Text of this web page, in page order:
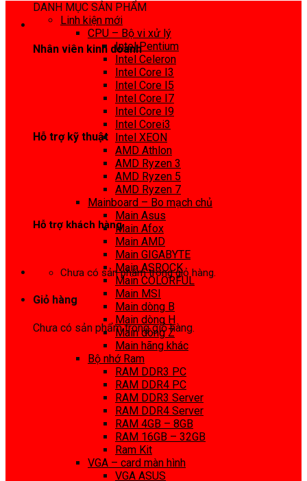
Nhân viên kinh doanh
Hỗ trợ kỹ thuật
Hỗ trợ khách hàng
Chưa có sản phẩm trong giỏ hàng.
Giỏ hàng
Chưa có sản phẩm trong giỏ hàng.
DANH MỤC SẢN PHẨM
Linh kiện mới
CPU – Bộ vi xử lý
Intel Pentium
Intel Celeron
Intel Core I3
Intel Core I5
Intel Core I7
Intel Core I9
Intel Corei3
Intel XEON
AMD Athlon
AMD Ryzen 3
AMD Ryzen 5
AMD Ryzen 7
Mainboard – Bo mạch chủ
Main Asus
Main Afox
Main AMD
Main GIGABYTE
Main ASROCK
Main COLORFUL
Main MSI
Main dòng B
Main dòng H
Main dòng Z
Main hãng khác
Bộ nhớ Ram
RAM DDR3 PC
RAM DDR4 PC
RAM DDR3 Server
RAM DDR4 Server
RAM 4GB – 8GB
RAM 16GB – 32GB
Ram Kit
VGA – card màn hình
VGA ASUS